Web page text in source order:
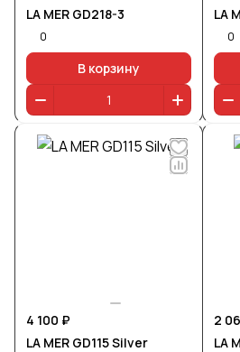
LA MER GD218-3
0
В корзину
LA
0
4 100 ₽
LA MER GD115 Silver
2
LA